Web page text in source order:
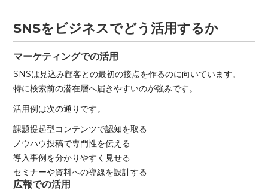
SNSをビジネスでどう活用するか
マーケティングでの活用
SNSは見込み顧客との最初の接点を作るのに向いています。
特に検索前の潜在層へ届きやすいのが強みです。
活用例は次の通りです。
課題提起型コンテンツで認知を取る
ノウハウ投稿で専門性を伝える
導入事例を分かりやすく見せる
セミナーや資料への導線を設計する
広報での活用